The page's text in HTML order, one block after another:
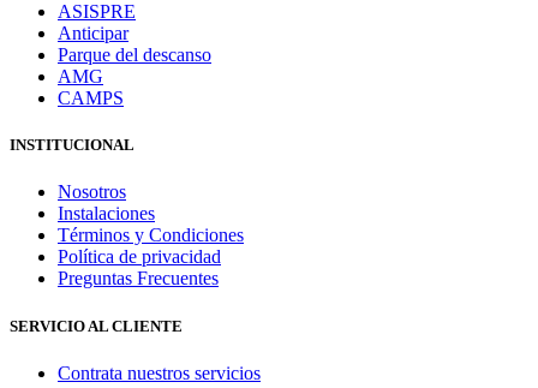
ASISPRE
Anticipar
Parque del descanso
AMG
CAMPS
INSTITUCIONAL
Nosotros
Instalaciones
Términos y Condiciones
Política de privacidad
Preguntas Frecuentes
SERVICIO AL CLIENTE
Contrata nuestros servicios